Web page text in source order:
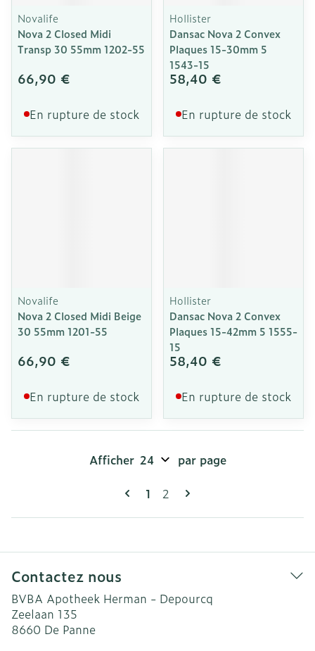
Novalife
Nova 2 Closed Midi
Transp 30 55mm 1202-55
66,90 €
En rupture de stock
Hollister
Dansac Nova 2 Convex
Plaques 15-30mm 5
1543-15
58,40 €
En rupture de stock
Novalife
Nova 2 Closed Midi Beige
30 55mm 1201-55
66,90 €
En rupture de stock
Hollister
Dansac Nova 2 Convex
Plaques 15-42mm 5 1555-
15
58,40 €
En rupture de stock
Pages
Vous lisez actuellement la
1 Page
2
Afficher par page
Contactez nous
BVBA Apotheek Herman - Depourcq
Zeelaan 135
8660 De Panne